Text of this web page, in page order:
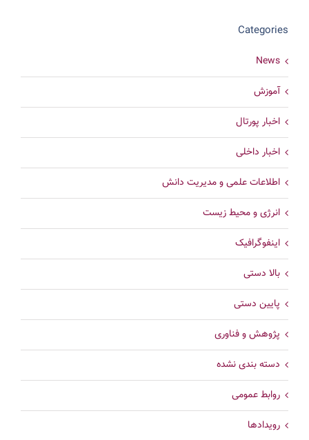
Categories
News
آموزش
اخبار پورتال
اخبار داخلی
اطلاعات علمی و مدیریت دانش
انرژی و محیط زیست
اینفوگرافیک
بالا دستی
پایین دستی
پژوهش و فناوری
دسته بندی نشده
روابط عمومی
رویدادها